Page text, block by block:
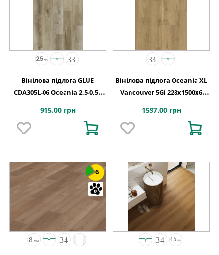
Вінілова підлога GLUE
CDA305L-06 Oceania 2,5-0,55
915.00 грн
Вінілова підлога Oceania XL
Vancouver 5Gi 228x1500х6
1597.00 грн
6